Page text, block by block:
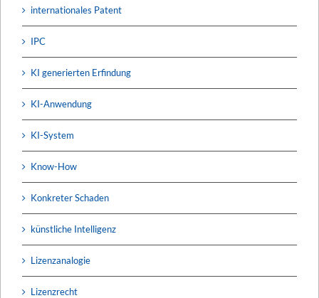
internationales Patent
IPC
KI generierten Erfindung
KI-Anwendung
KI-System
Know-How
Konkreter Schaden
künstliche Intelligenz
Lizenzanalogie
Lizenzrecht